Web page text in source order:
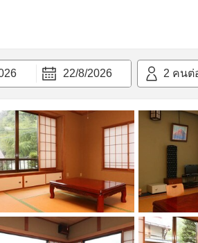
22/8/2026 2 คนต่